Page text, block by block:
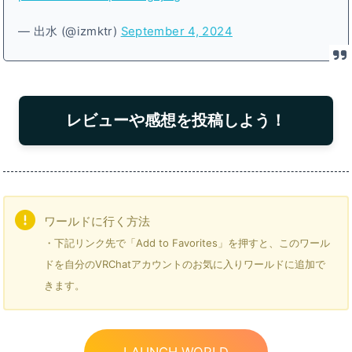
— 出水 (@izmktr) September 4, 2024
レビューや感想を投稿しよう！
ワールドに行く方法
・下記リンク先で「Add to Favorites」を押すと、このワール
ドを自分のVRChatアカウントのお気に入りワールドに追加で
きます。